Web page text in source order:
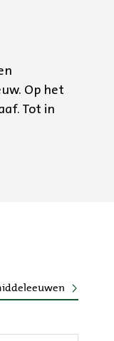
Op het
Tot in